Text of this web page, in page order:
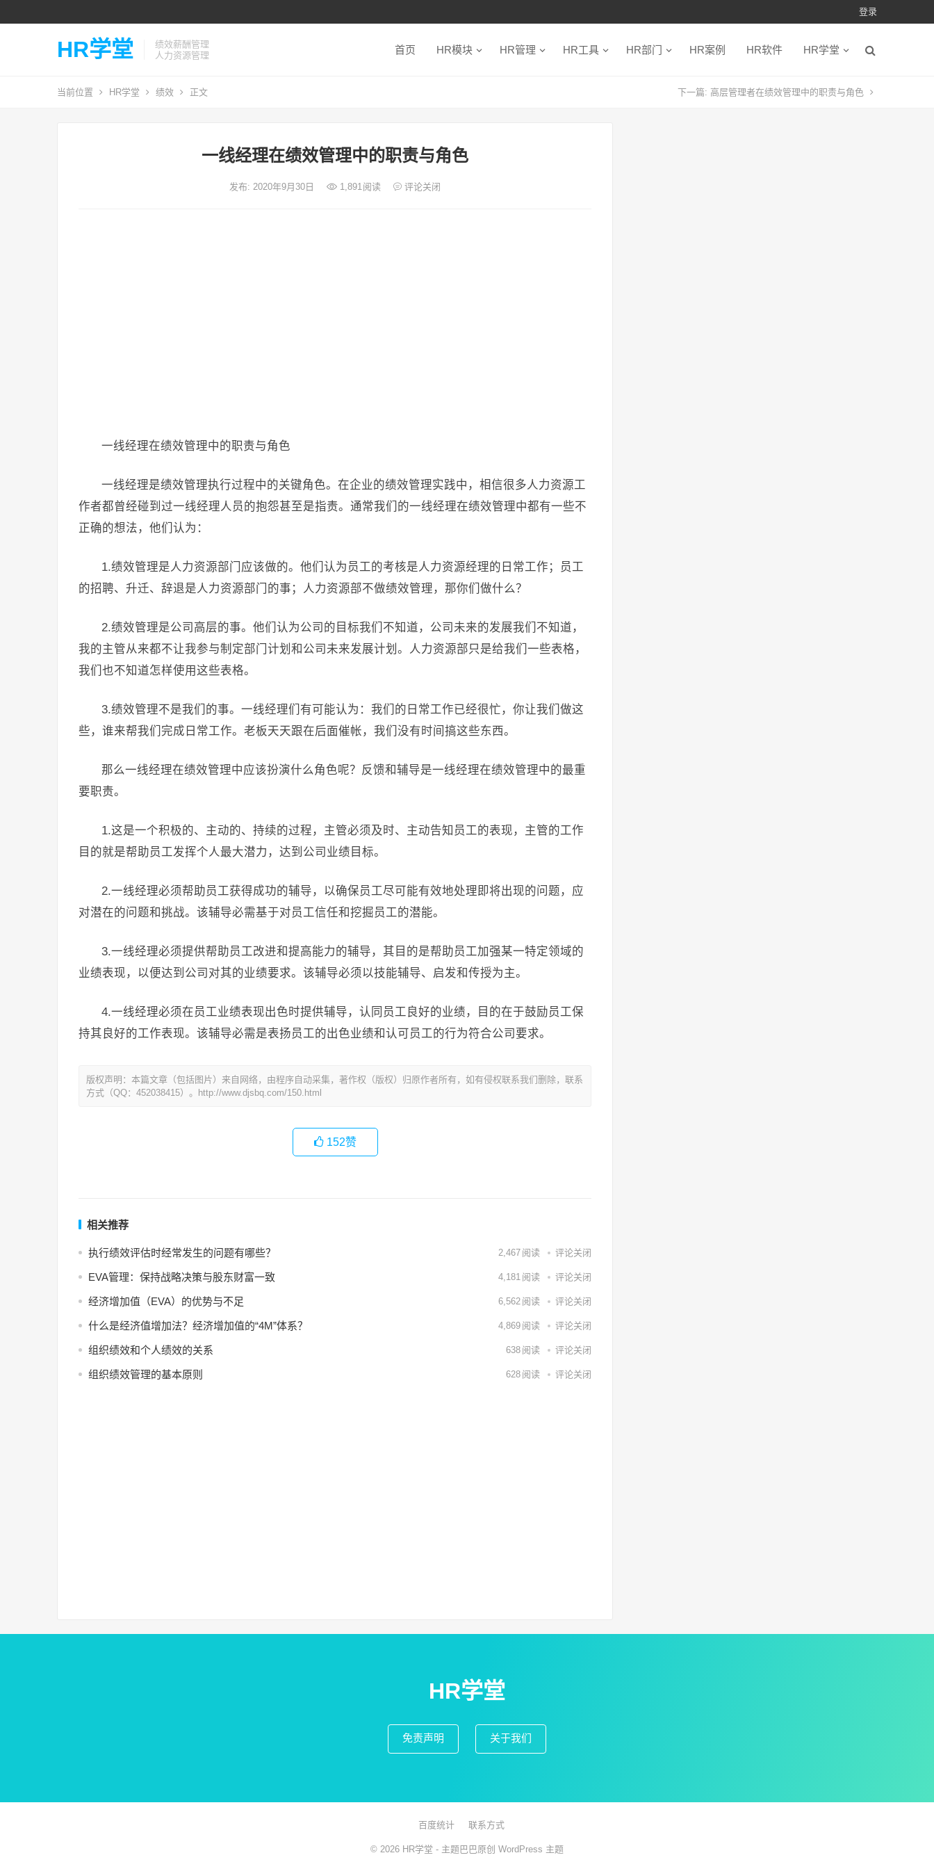
登录
HR学堂
绩效薪酬管理
人力资源管理
首页 HR模块 HR管理 HR工具 HR部门 HR案例 HR软件 HR学堂
当前位置 HR学堂 绩效 正文 下一篇: 高层管理者在绩效管理中的职责与角色
一线经理在绩效管理中的职责与角色
发布: 2020年9月30日 1,891阅读 评论关闭
一线经理在绩效管理中的职责与角色
一线经理是绩效管理执行过程中的关键角色。在企业的绩效管理实践中，相信很多人力资源工
作者都曾经碰到过一线经理人员的抱怨甚至是指责。通常我们的一线经理在绩效管理中都有一些不
正确的想法，他们认为：
1.绩效管理是人力资源部门应该做的。他们认为员工的考核是人力资源经理的日常工作；员工
的招聘、升迁、辞退是人力资源部门的事；人力资源部不做绩效管理，那你们做什么？
2.绩效管理是公司高层的事。他们认为公司的目标我们不知道，公司未来的发展我们不知道，
我的主管从来都不让我参与制定部门计划和公司未来发展计划。人力资源部只是给我们一些表格，
我们也不知道怎样使用这些表格。
3.绩效管理不是我们的事。一线经理们有可能认为：我们的日常工作已经很忙，你让我们做这
些，谁来帮我们完成日常工作。老板天天跟在后面催帐，我们没有时间搞这些东西。
那么一线经理在绩效管理中应该扮演什么角色呢？反馈和辅导是一线经理在绩效管理中的最重
要职责。
1.这是一个积极的、主动的、持续的过程，主管必须及时、主动告知员工的表现，主管的工作
目的就是帮助员工发挥个人最大潜力，达到公司业绩目标。
2.一线经理必须帮助员工获得成功的辅导，以确保员工尽可能有效地处理即将出现的问题，应
对潜在的问题和挑战。该辅导必需基于对员工信任和挖掘员工的潜能。
3.一线经理必须提供帮助员工改进和提高能力的辅导，其目的是帮助员工加强某一特定领域的
业绩表现，以便达到公司对其的业绩要求。该辅导必须以技能辅导、启发和传授为主。
4.一线经理必须在员工业绩表现出色时提供辅导，认同员工良好的业绩，目的在于鼓励员工保
持其良好的工作表现。该辅导必需是表扬员工的出色业绩和认可员工的行为符合公司要求。
版权声明：本篇文章（包括图片）来自网络，由程序自动采集，著作权（版权）归原作者所有，如有侵权联系我们删除，联系
方式（QQ：452038415）。http://www.djsbq.com/150.html
152赞
相关推荐
执行绩效评估时经常发生的问题有哪些？ 2,467 阅读 评论关闭
EVA管理：保持战略决策与股东财富一致 4,181 阅读 评论关闭
经济增加值（EVA）的优势与不足 6,562 阅读 评论关闭
什么是经济值增加法？经济增加值的“4M”体系？ 4,869 阅读 评论关闭
组织绩效和个人绩效的关系 638 阅读 评论关闭
组织绩效管理的基本原则 628 阅读 评论关闭
HR学堂
免责声明 关于我们
百度统计 联系方式
© 2026 HR学堂 - 主题巴巴原创 WordPress 主题